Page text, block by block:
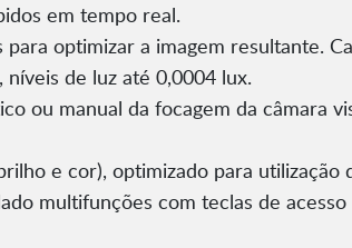
em tempo real.
optimizar a imagem resultante.
de luz até 0,0004 lux.
ou manual da focagem da câmara
e cor), optimizado para utilização
multifunções com teclas de